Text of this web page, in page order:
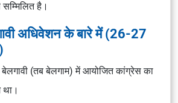
सम्मिलित है।
अधिवेशन के बारे में (26-27
(तब बेलगाम) में आयोजित कांग्रेस का